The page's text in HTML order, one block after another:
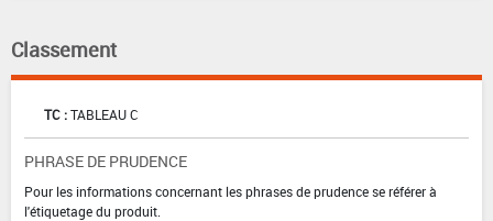
Classement
TC :TABLEAU C
PHRASE DE PRUDENCE
Pour les informations concernant les phrases de prudence se référer à
l'étiquetage du produit.